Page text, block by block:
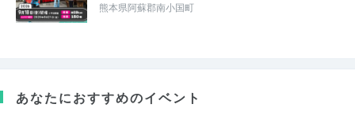
熊本県阿蘇郡南小国町
あなたにおすすめのイベント